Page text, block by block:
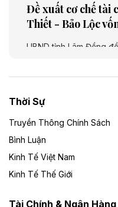
Đề xuất cơ chế tài
Thiết - Bảo Lộc
UBND tỉnh Lâm Đồng
- Bu Prăng. Dự án dài
tư dự kiến 26.000 tỷ
Theo baodautu.vn
Cà Mau chấp
án khu chợ và nhà
đồng
UBND tỉnh Cà Mau
Thời Sự
Truyền Thông Chính Sách
Bình Luận
Kinh Tế Việt Nam
Kinh Tế Thế Giới
Tài Chính & Ngân Hàng